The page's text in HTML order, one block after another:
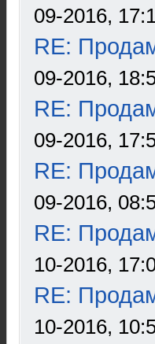
09-2016,
RE:
09-2016,
RE:
09-2016,
RE:
09-2016,
RE:
10-2016,
RE:
10-2016,